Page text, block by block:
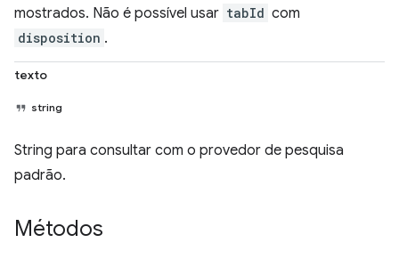
mostrados. Não é possível usar tabId com
disposition .
texto
string
String para consultar com o provedor de pesquisa
padrão.
Métodos